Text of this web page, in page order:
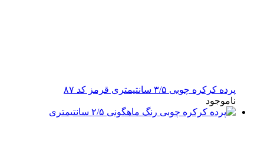
پرده کرکره چوبی ۳/۵ سانتیمتری قرمز کد ۸۷
ناموجود